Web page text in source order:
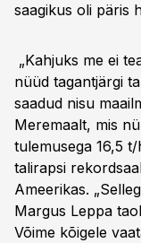
saagikus oli päris
„Kahjuks me ei
nüüd tagantjärgi
saadud nisu
Meremaalt, mis
tulemusega 16,5
talirapsi
Ameerikas.
Margus Leppa
Võime kõigele